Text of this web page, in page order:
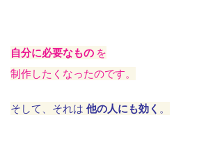
自分に必要なもの を
制作したくなったのです。
そして、それは 他の人にも効く 。